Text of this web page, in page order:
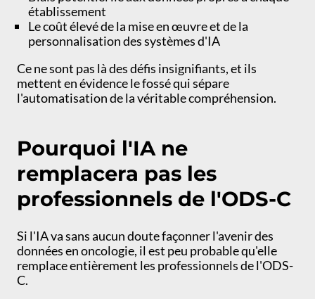
établissement
Le coût élevé de la mise en œuvre et de la
personnalisation des systèmes d'IA
Ce ne sont pas là des défis insignifiants, et ils
mettent en évidence le fossé qui sépare
l'automatisation de la véritable compréhension.
Pourquoi l'IA ne
remplacera pas les
professionnels de l'ODS-C
Si l'IA va sans aucun doute façonner l'avenir des
données en oncologie, il est peu probable qu'elle
remplace entièrement les professionnels de l'ODS-
C.